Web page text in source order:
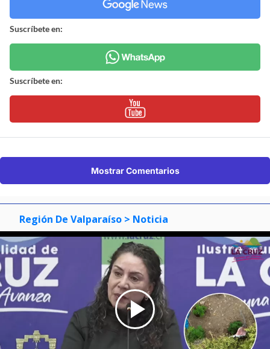
Suscríbete en:
Suscríbete en:
Mostrar Comentarios
Región De Valparaíso > Noticia